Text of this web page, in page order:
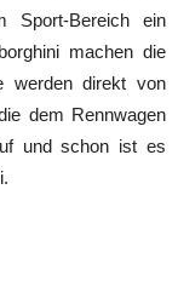
Sport-Bereich ein
machen die
werden direkt von
dem Rennwagen
und schon ist es